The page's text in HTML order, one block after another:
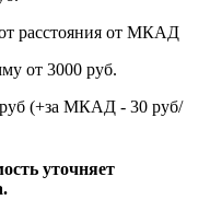
расстояния от МКАД
от 3000 руб.
(+за МКАД - 30 руб/
уточняет